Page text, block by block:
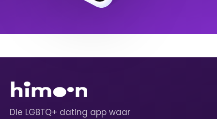
Die LGBTQ+ dating app waar